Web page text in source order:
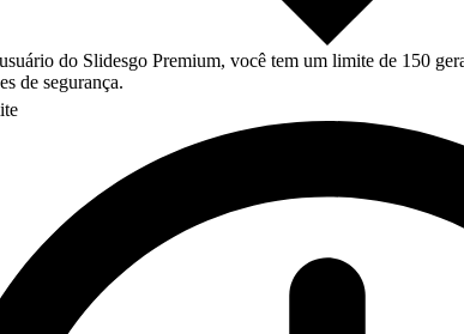
do Slidesgo Premium, você tem um limite de 150
de segurança.